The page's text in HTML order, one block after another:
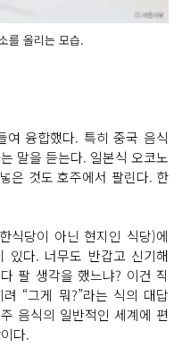
를 올리는 모습.
여 융합했다. 특히 중국 음식
말을 듣는다. 일본식 오코노
은 것도 호주에서 팔린다. 한
식당이 아닌 현지인 식당)에
있다. 너무도 반갑고 신기해
팔 생각을 했느냐? 이건 직
“그게 뭐?”라는 식의 대답
음식의 일반적인 세계에 편
다.